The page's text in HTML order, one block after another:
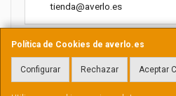
Política de Cookies de averlo.es
Configurar Rechazar Aceptar
tienda@averlo.es
Horario
Lunes a Viernes de 8:30h a 14h